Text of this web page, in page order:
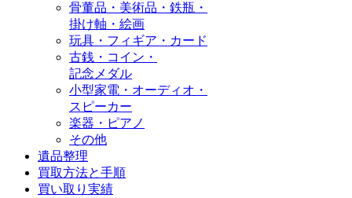
骨董品・美術品・鉄瓶・
掛け軸・絵画
玩具・フィギア・カード
古銭・コイン・
記念メダル
小型家電・オーディオ・
スピーカー
楽器・ピアノ
その他
遺品整理
買取方法と手順
買い取り実績